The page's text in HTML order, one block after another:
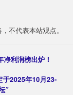
不代表本站观点。
利润榜出炉！
于2025年10月23-
”